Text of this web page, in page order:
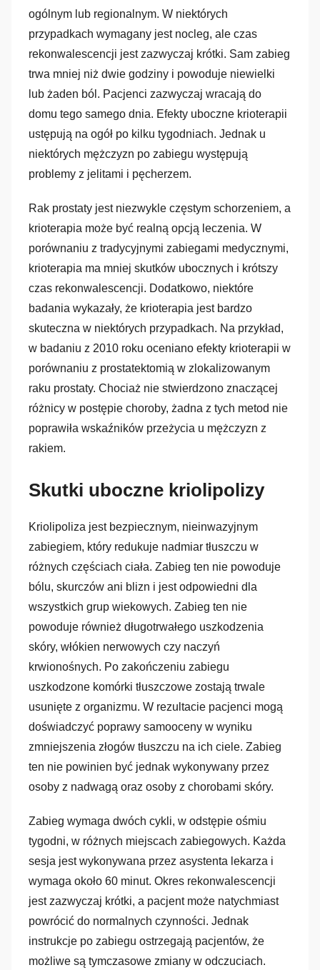
ogólnym lub regionalnym. W niektórych
przypadkach wymagany jest nocleg, ale czas
rekonwalescencji jest zazwyczaj krótki. Sam zabieg
trwa mniej niż dwie godziny i powoduje niewielki
lub żaden ból. Pacjenci zazwyczaj wracają do
domu tego samego dnia. Efekty uboczne krioterapii
ustępują na ogół po kilku tygodniach. Jednak u
niektórych mężczyzn po zabiegu występują
problemy z jelitami i pęcherzem.
Rak prostaty jest niezwykle częstym schorzeniem, a
krioterapia może być realną opcją leczenia. W
porównaniu z tradycyjnymi zabiegami medycznymi,
krioterapia ma mniej skutków ubocznych i krótszy
czas rekonwalescencji. Dodatkowo, niektóre
badania wykazały, że krioterapia jest bardzo
skuteczna w niektórych przypadkach. Na przykład,
w badaniu z 2010 roku oceniano efekty krioterapii w
porównaniu z prostatektomią w zlokalizowanym
raku prostaty. Chociaż nie stwierdzono znaczącej
różnicy w postępie choroby, żadna z tych metod nie
poprawiła wskaźników przeżycia u mężczyzn z
rakiem.
Skutki uboczne kriolipolizy
Kriolipoliza jest bezpiecznym, nieinwazyjnym
zabiegiem, który redukuje nadmiar tłuszczu w
różnych częściach ciała. Zabieg ten nie powoduje
bólu, skurczów ani blizn i jest odpowiedni dla
wszystkich grup wiekowych. Zabieg ten nie
powoduje również długotrwałego uszkodzenia
skóry, włókien nerwowych czy naczyń
krwionośnych. Po zakończeniu zabiegu
uszkodzone komórki tłuszczowe zostają trwale
usunięte z organizmu. W rezultacie pacjenci mogą
doświadczyć poprawy samooceny w wyniku
zmniejszenia złogów tłuszczu na ich ciele. Zabieg
ten nie powinien być jednak wykonywany przez
osoby z nadwagą oraz osoby z chorobami skóry.
Zabieg wymaga dwóch cykli, w odstępie ośmiu
tygodni, w różnych miejscach zabiegowych. Każda
sesja jest wykonywana przez asystenta lekarza i
wymaga około 60 minut. Okres rekonwalescencji
jest zazwyczaj krótki, a pacjent może natychmiast
powrócić do normalnych czynności. Jednak
instrukcje po zabiegu ostrzegają pacjentów, że
możliwe są tymczasowe zmiany w odczuciach.